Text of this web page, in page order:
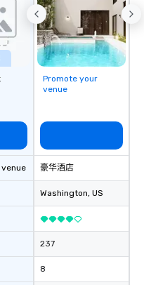
Promote your
venue
豪华酒店
Washington, US
237
8